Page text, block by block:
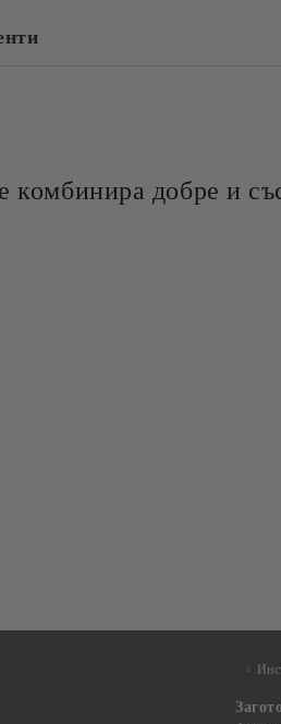
комбинира добре и